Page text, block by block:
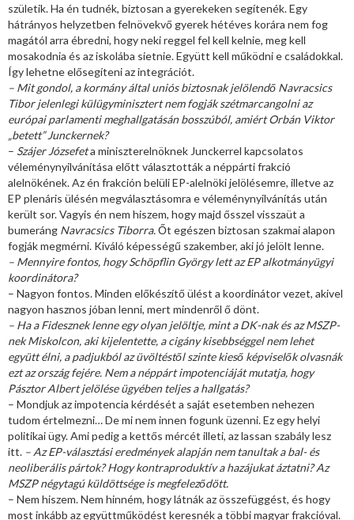
születik. Ha én tudnék, biztosan a gyerekeken segítenék. Egy
hátrányos helyzetben felnövekvő gyerek hétéves korára nem fog
magától arra ébredni, hogy neki reggel fel kell kelnie, meg kell
mosakodnia és az iskolába sietnie. Együtt kell működni e családokkal.
Így lehetne elősegíteni az integrációt.
– Mit gondol, a kormány által uniós biztosnak jelölendő Navracsics
Tibor jelenlegi külügyminisztert nem fogják szétmarcangolni az
európai parlamenti meghallgatásán bosszúból, amiért Orbán Viktor
„betett” Junckernek?
– Szájer Józsefeta miniszterelnöknek Junckerrel kapcsolatos
véleménynyilvánítása előtt választották a néppárti frakció
alelnökének. Az én frakción belüli EP-alelnöki jelölésemre, illetve az
EP plenáris ülésén megválasztásomra e véleménynyilvánítás után
került sor. Vagyis én nem hiszem, hogy majd ősszel visszaüt a
bumeráng Navracsics Tiborra.Őt egészen biztosan szakmai alapon
fogják megmérni. Kiváló képességű szakember, aki jó jelölt lenne.
– Mennyire fontos, hogy Schöpflin György lett az EP alkotmányügyi
koordinátora?
– Nagyon fontos. Minden előkészítő ülést a koordinátor vezet, akivel
nagyon hasznos jóban lenni, mert mindenről ő dönt.
– Ha a Fidesznek lenne egy olyan jelöltje, mint a DK-nak és az MSZP-
nek Miskolcon, aki kijelentette, a cigány kisebbséggel nem lehet
együtt élni, a padjukból az üvöltéstől szinte kieső képviselők olvasnák
ezt az ország fejére. Nem a néppárt impotenciáját mutatja, hogy
Pásztor Albert jelölése ügyében teljes a hallgatás?
– Mondjuk az impotencia kérdését a saját esetemben nehezen
tudom értelmezni… De mi nem innen fogunk üzenni. Ez egy helyi
politikai ügy. Ami pedig a kettős mércét illeti, az lassan szabály lesz
itt. – Az EP-választási eredmények alapján nem tanultak a bal- és
neoliberális pártok? Hogy kontraproduktív a hazájukat áztatni? Az
MSZP négytagú küldöttsége is megfeleződött.
– Nem hiszem. Nem hinném, hogy látnák az összefüggést, és hogy
most inkább az együttműködést keresnék a többi magyar frakcióval.